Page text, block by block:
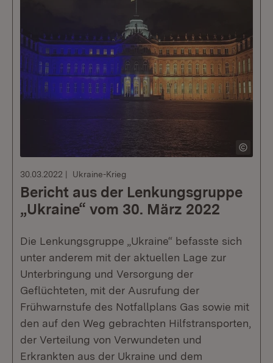
30.03.2022 Ukraine-Krieg
Bericht aus der Lenkungsgruppe
„Ukraine“ vom 30. März 2022
Die Lenkungsgruppe „Ukraine“ befasste sich
unter anderem mit der aktuellen Lage zur
Unterbringung und Versorgung der
Geflüchteten, mit der Ausrufung der
Frühwarnstufe des Notfallplans Gas sowie mit
den auf den Weg gebrachten Hilfstransporten,
der Verteilung von Verwundeten und
Erkrankten aus der Ukraine und dem